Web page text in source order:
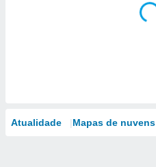
Atualidade Mapas de nuvens